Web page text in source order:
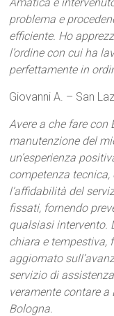
problema e
efficiente. Ho
l’ordine con cui ha
perfettamente in
Giovanni A. – San
Avere a che fare
manutenzione del
un’esperienza
competenza
l’affidabilità del
fissati, fornendo
qualsiasi intervento.
chiara e tempestiva,
aggiornato
servizio di
veramente contare
Bologna.